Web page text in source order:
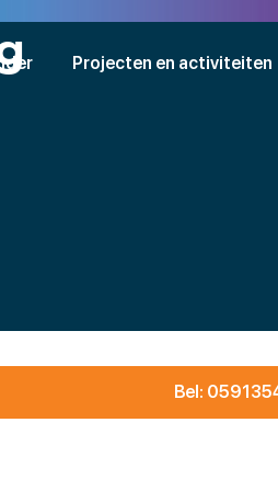
Projecten en activiteiten
Bel: